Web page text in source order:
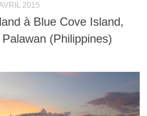
2015
à Blue Cove Island,
(Philippines)